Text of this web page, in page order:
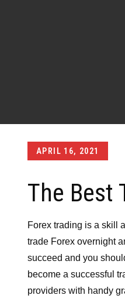
Posted
APRIL 16, 2021
The Best
Forex trading is a skill
trade Forex overnight
succeed and you
become a successful
providers with handy